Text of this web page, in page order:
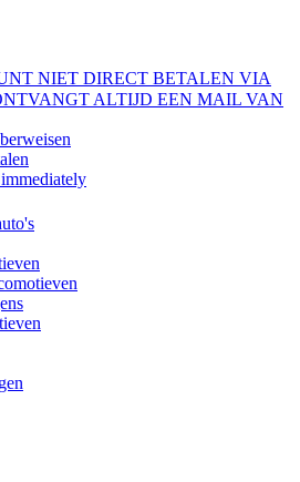
NIET DIRECT BETALEN VIA
ALTIJD EEN MAIL VAN